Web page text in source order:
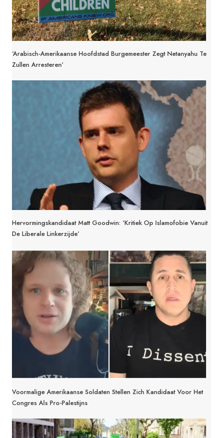
‘Arabisch-Amerikaanse Hoofdstad Burgemeester Zegt Netanyahu Te
Zullen Arresteren’
Hervormingskandidaat Matt Goodwin: ‘Kritiek Op Islamofobie Vanuit
De Liberale Linkerzijde’
Voormalige Amerikaanse Soldaten Stellen Zich Kandidaat Voor Het
Congres Als Pro-Palestijns